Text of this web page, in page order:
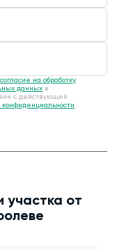
согласие на обработку
данных в
с действующей
конфиденциальности.
участка от